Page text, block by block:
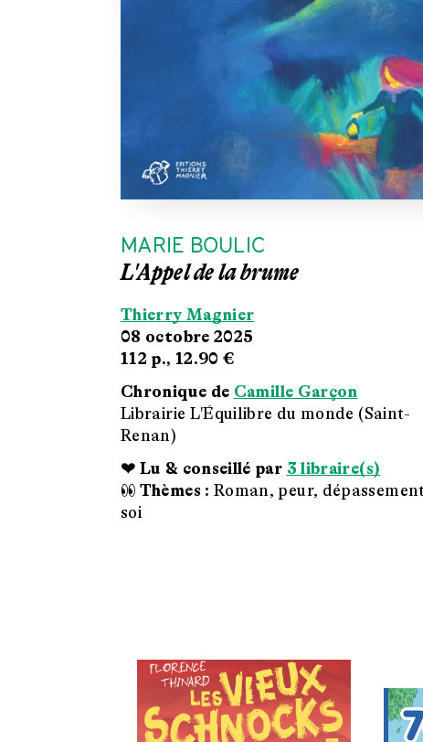
MARIE BOULIC
L'Appel de la brume
Thierry Magnier
08 octobre 2025
112 p., 12.90 €
Chronique de Camille Garçon
Librairie L'Équilibre du monde (Saint-
Renan)
❤ Lu & conseillé par 3 libraire(s)
👀 Thèmes : Roman, peur,
soi